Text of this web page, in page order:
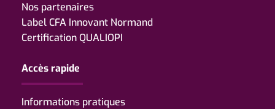
Nos partenaires
Label CFA Innovant Normand
Certification QUALIOPI
Accès rapide
Informations pratiques